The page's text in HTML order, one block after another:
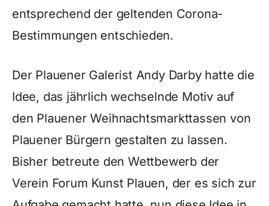
entsprechend der geltenden Corona-
Bestimmungen entschieden.
Der Plauener Galerist Andy Darby hatte die
Idee, das jährlich wechselnde Motiv auf
den Plauener Weihnachtsmarkttassen von
Plauener Bürgern gestalten zu lassen.
Bisher betreute den Wettbewerb der
Verein Forum Kunst Plauen, der es sich zur